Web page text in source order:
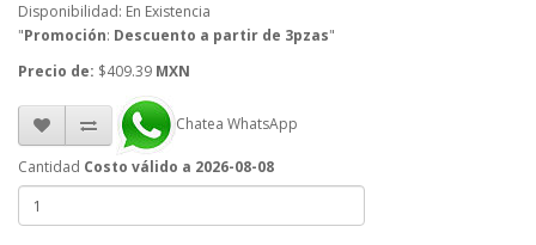
Disponibilidad: En Existencia
"Promoción: Descuento a partir de 3pzas"
Precio de: $409.39 MXN
Chatea WhatsApp
Cantidad Costo válido a 2026-08-08